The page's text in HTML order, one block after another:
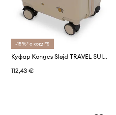
-15%* с код: FS
Куфар Konges Sløjd TRAVEL SUITCASE 48x22x33 cm
112,43 €